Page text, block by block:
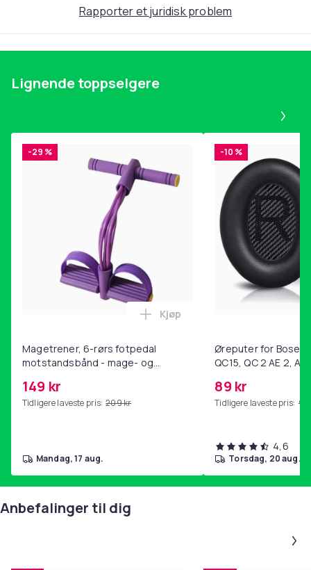
8f262fc0-20c4-457d-9e3e-f68c0b38dad9
Rapporter et juridisk problem
Lignende toppselgere
-29 %
Magetrener, 6-rørs fotpedal
motstandsbånd - mage- og
hjemmegymnastikk Purple
149 kr
Tidligere laveste pris: 209 kr
Legg Magetrener, 6-rørs
Kjøp
mandag, 17 aug.
-10 %
Øreputer for Bose
QC15, QC 2 AE 2, AE
89 kr
Tidligere laveste pris: 99
4,6
torsdag, 20 aug.
Anbefalinger til dig